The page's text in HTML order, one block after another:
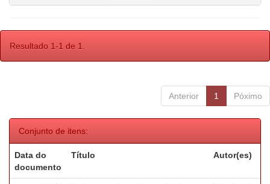
Resultado 1-1 de 1.
Anterior 1 Póximo
Conjunto de itens:
Data do
documento
Título Autor(es)